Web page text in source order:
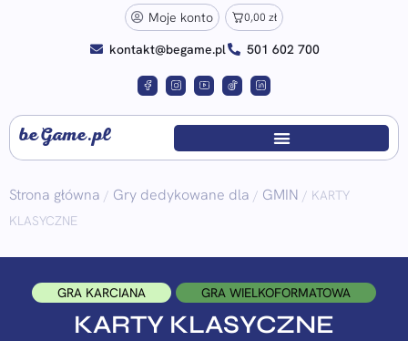
Moje konto 0,00 zł
kontakt@begame.pl 501 602 700
beGame.pl
Strona główna / Gry dedykowane dla / GMIN / KARTY
KLASYCZNE
GRA KARCIANA GRA WIELKOFORMATOWA
KARTY KLASYCZNE